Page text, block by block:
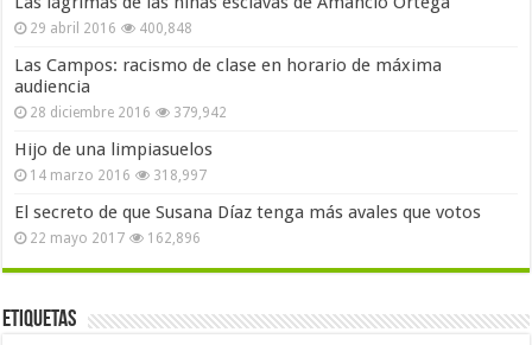
29 abril 2016 400,848
Las Campos: racismo de clase en horario de máxima
audiencia
28 diciembre 2016 379,942
Hijo de una limpiasuelos
14 marzo 2016 318,997
El secreto de que Susana Díaz tenga más avales que votos
22 mayo 2017 162,896
Etiquetas